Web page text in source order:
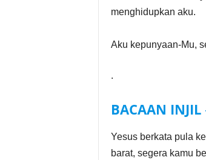
menghidupkan aku.
Aku kepunyaan-Mu,
.
BACAAN INJIL
Yesus berkata pula
barat, segera kamu